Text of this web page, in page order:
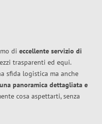
di eccellente servizio di
trasparenti ed equi.
sfida logistica ma anche
una panoramica dettagliata e
cosa aspettarti, senza